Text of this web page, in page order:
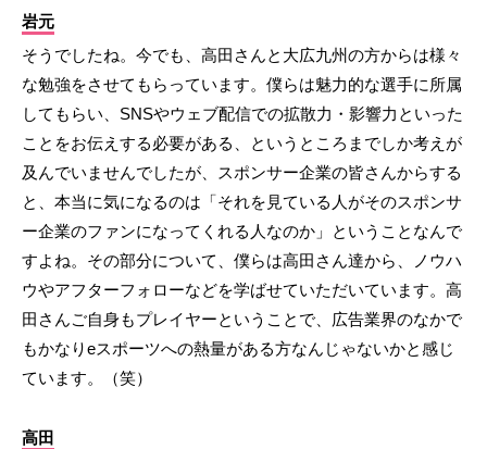
岩元
そうでしたね。今でも、高田さんと大広九州の方からは様々
な勉強をさせてもらっています。僕らは魅力的な選手に所属
してもらい、SNSやウェブ配信での拡散力・影響力といった
ことをお伝えする必要がある、というところまでしか考えが
及んでいませんでしたが、スポンサー企業の皆さんからする
と、本当に気になるのは「それを見ている人がそのスポンサ
ー企業のファンになってくれる人なのか」ということなんで
すよね。その部分について、僕らは高田さん達から、ノウハ
ウやアフターフォローなどを学ばせていただいています。高
田さんご自身もプレイヤーということで、広告業界のなかで
もかなりeスポーツへの熱量がある方なんじゃないかと感じ
ています。（笑）
高田